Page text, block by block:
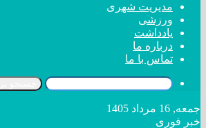
مدیریت شهری
ورزشی
یادداشت
درباره ما
تماس با ما
جمعه, 16 مرداد 1405
خبر فوری